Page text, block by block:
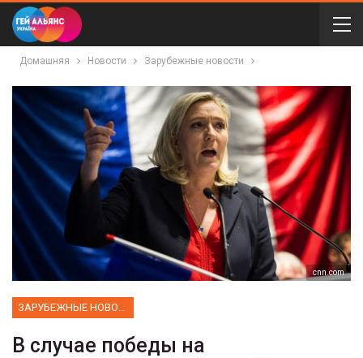
Домашняя Новости Зарубежные новости
cnn.com
В случае победы на